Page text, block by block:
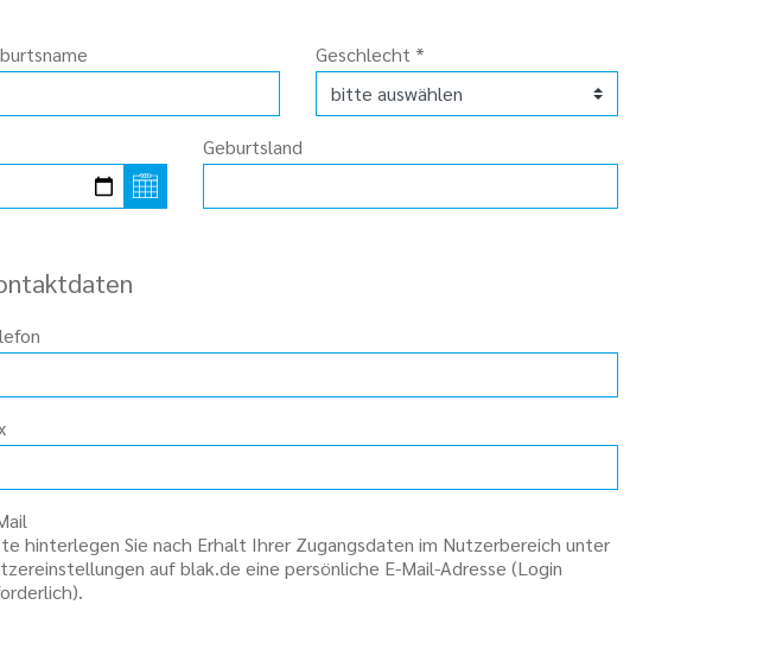
Geschlecht *
Geburtsland
hinterlegen Sie nach Erhalt Ihrer Zugangsdaten im Nutzerbereich unter
auf blak.de eine persönliche E-Mail-Adresse (Login